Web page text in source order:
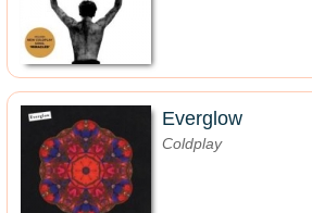
Everglow
Coldplay